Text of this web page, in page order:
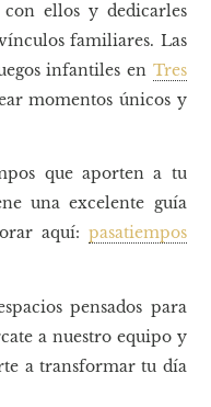
ellos y dedicarles
familiares. Las
infantiles en Tres
momentos únicos y
que aporten a tu
una excelente guía
aquí: pasatiempos
pensados para
a nuestro equipo y
a transformar tu día